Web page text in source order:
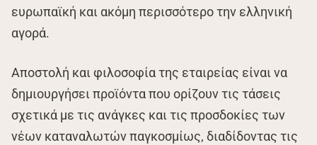
ευρωπαϊκή και ακόμη περισσότερο την ελληνική
αγορά.
Αποστολή και φιλοσοφία της εταιρείας είναι να
δημιουργήσει προϊόντα που ορίζουν τις τάσεις
σχετικά με τις ανάγκες και τις προσδοκίες των
νέων καταναλωτών παγκοσμίως, διαδίδοντας τις